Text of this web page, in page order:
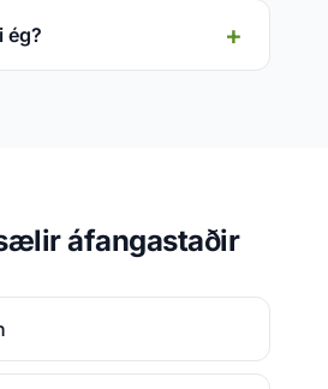
ég?
áfangastaðir